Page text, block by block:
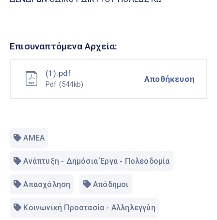
Επισυναπτόμενα Αρχεία:
(1).pdf
Pdf (544kb)
Αποθήκευση
ΑΜΕΑ
Ανάπτυξη - Δημόσια Έργα - Πολεοδομία
Απασχόληση Απόδημοι
Κοινωνική Προστασία - Αλληλεγγύη